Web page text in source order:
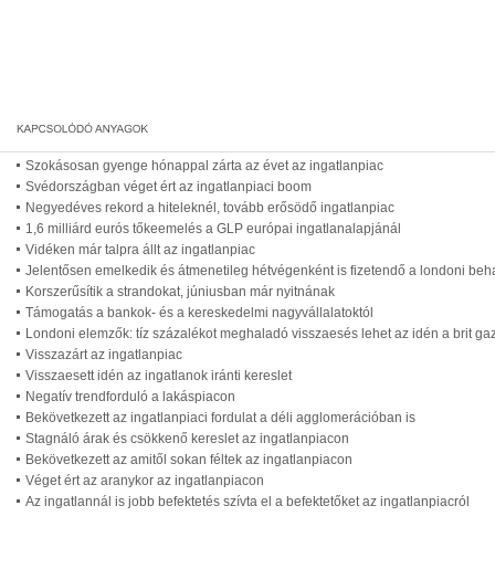
Szokásosan gyenge hónappal zárta az évet az ingatlanpiac
Svédországban véget ért az ingatlanpiaci boom
Negyedéves rekord a hiteleknél, tovább erősödő ingatlanpiac
1,6 milliárd eurós tőkeemelés a GLP európai ingatlanalapjánál
Vidéken már talpra állt az ingatlanpiac
Jelentősen emelkedik és átmenetileg hétvégenként is fizetendő a londoni
Korszerűsítik a strandokat, júniusban már nyitnának
Támogatás a bankok- és a kereskedelmi nagyvállalatoktól
Londoni elemzők: tíz százalékot meghaladó visszaesés lehet az idén a brit
Visszazárt az ingatlanpiac
Visszaesett idén az ingatlanok iránti kereslet
Negatív trendforduló a lakáspiacon
Bekövetkezett az ingatlanpiaci fordulat a déli agglomerációban is
Stagnáló árak és csökkenő kereslet az ingatlanpiacon
Bekövetkezett az amitől sokan féltek az ingatlanpiacon
Véget ért az aranykor az ingatlanpiacon
Az ingatlannál is jobb befektetés szívta el a befektetőket az ingatlanpiacról